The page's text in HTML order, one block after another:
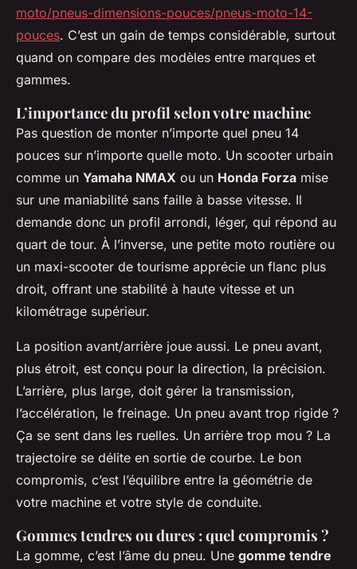
moto/pneus-dimensions-pouces/pneus-moto-14-
pouces. C’est un gain de temps considérable, surtout
quand on compare des modèles entre marques et
gammes.
L’importance du profil selon votre machine
Pas question de monter n’importe quel pneu 14
pouces sur n’importe quelle moto. Un scooter urbain
comme un Yamaha NMAX ou un Honda Forza mise
sur une maniabilité sans faille à basse vitesse. Il
demande donc un profil arrondi, léger, qui répond au
quart de tour. À l’inverse, une petite moto routière ou
un maxi-scooter de tourisme apprécie un flanc plus
droit, offrant une stabilité à haute vitesse et un
kilométrage supérieur.
La position avant/arrière joue aussi. Le pneu avant,
plus étroit, est conçu pour la direction, la précision.
L’arrière, plus large, doit gérer la transmission,
l’accélération, le freinage. Un pneu avant trop rigide ?
Ça se sent dans les ruelles. Un arrière trop mou ? La
trajectoire se délite en sortie de courbe. Le bon
compromis, c’est l’équilibre entre la géométrie de
votre machine et votre style de conduite.
Gommes tendres ou dures : quel compromis ?
La gomme, c’est l’âme du pneu. Une gomme tendre